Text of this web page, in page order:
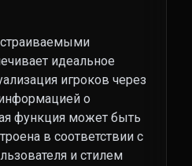
идеальное
игроков через
о
функция может быть
в соответствии с
и стилем